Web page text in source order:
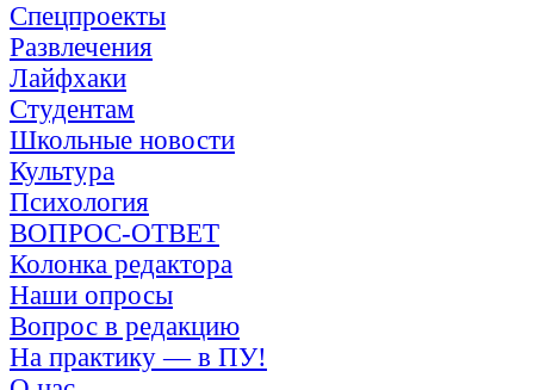
Спецпроекты
Развлечения
Лайфхаки
Студентам
Школьные новости
Культура
Психология
ВОПРОС-ОТВЕТ
Колонка редактора
Наши опросы
Вопрос в редакцию
На практику — в ПУ!